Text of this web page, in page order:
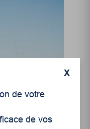
X
de votre
de vos